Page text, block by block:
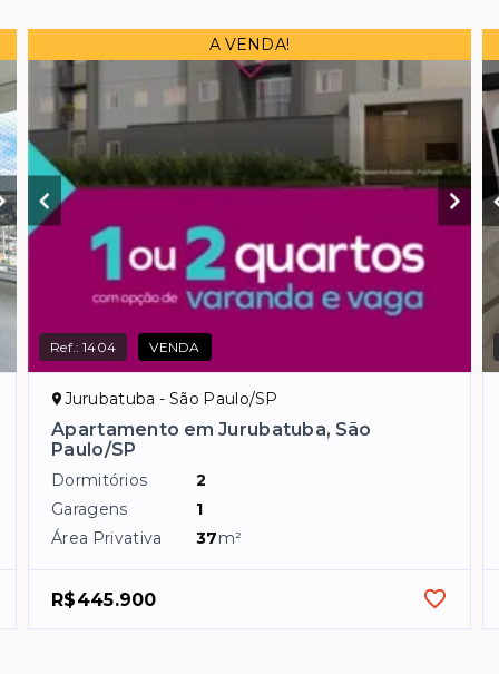
A VENDA!
Ref.:1404 VENDA
Jurubatuba - São Paulo/SP
Apartamento em Jurubatuba, São
Paulo/SP
Dormitórios
2
Garagens
1
Área Privativa
37m²
R$445.900